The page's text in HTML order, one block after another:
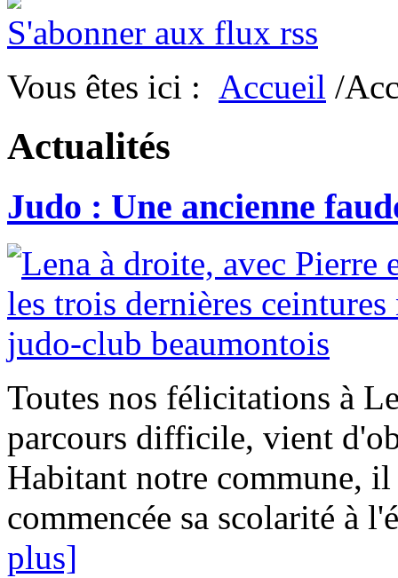
S'abonner aux flux rss
Vous êtes ici : Accueil /
Actualités
Judo : Une ancienne
Toutes nos félicitations à
parcours difficile, vient
Habitant notre commune, il
commencée sa scolarité à
plus]